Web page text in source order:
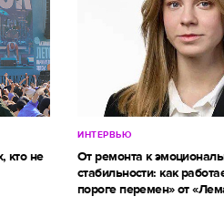
кто не
ИНТЕРВЬЮ
От ремонта к
стабильности: как
пороге перемен» от